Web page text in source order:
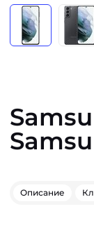
Описание